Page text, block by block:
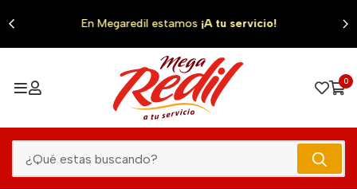
En Megaredil estamos ¡A tu servicio!
0